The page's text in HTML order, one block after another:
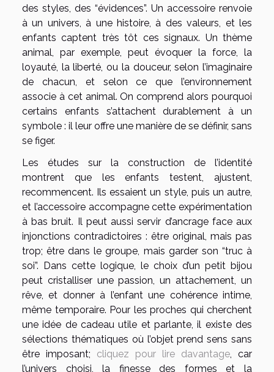
des styles, des “évidences”. Un accessoire renvoie
à un univers, à une histoire, à des valeurs, et les
enfants captent très tôt ces signaux. Un thème
animal, par exemple, peut évoquer la force, la
loyauté, la liberté, ou la douceur, selon l’imaginaire
de chacun, et selon ce que l’environnement
associe à cet animal. On comprend alors pourquoi
certains enfants s’attachent durablement à un
symbole : il leur offre une manière de se définir, sans
se figer.
Les études sur la construction de l’identité
montrent que les enfants testent, ajustent,
recommencent. Ils essaient un style, puis un autre,
et l’accessoire accompagne cette expérimentation
à bas bruit. Il peut aussi servir d’ancrage face aux
injonctions contradictoires : être original, mais pas
trop; être dans le groupe, mais garder son “truc à
soi”. Dans cette logique, le choix d’un petit bijou
peut cristalliser une passion, un attachement, un
rêve, et donner à l’enfant une cohérence intime,
même temporaire. Pour les proches qui cherchent
une idée de cadeau utile et parlante, il existe des
sélections thématiques où l’objet prend sens sans
être imposant; cliquez pour lire davantage , car
l’univers choisi, la finesse des formes et la